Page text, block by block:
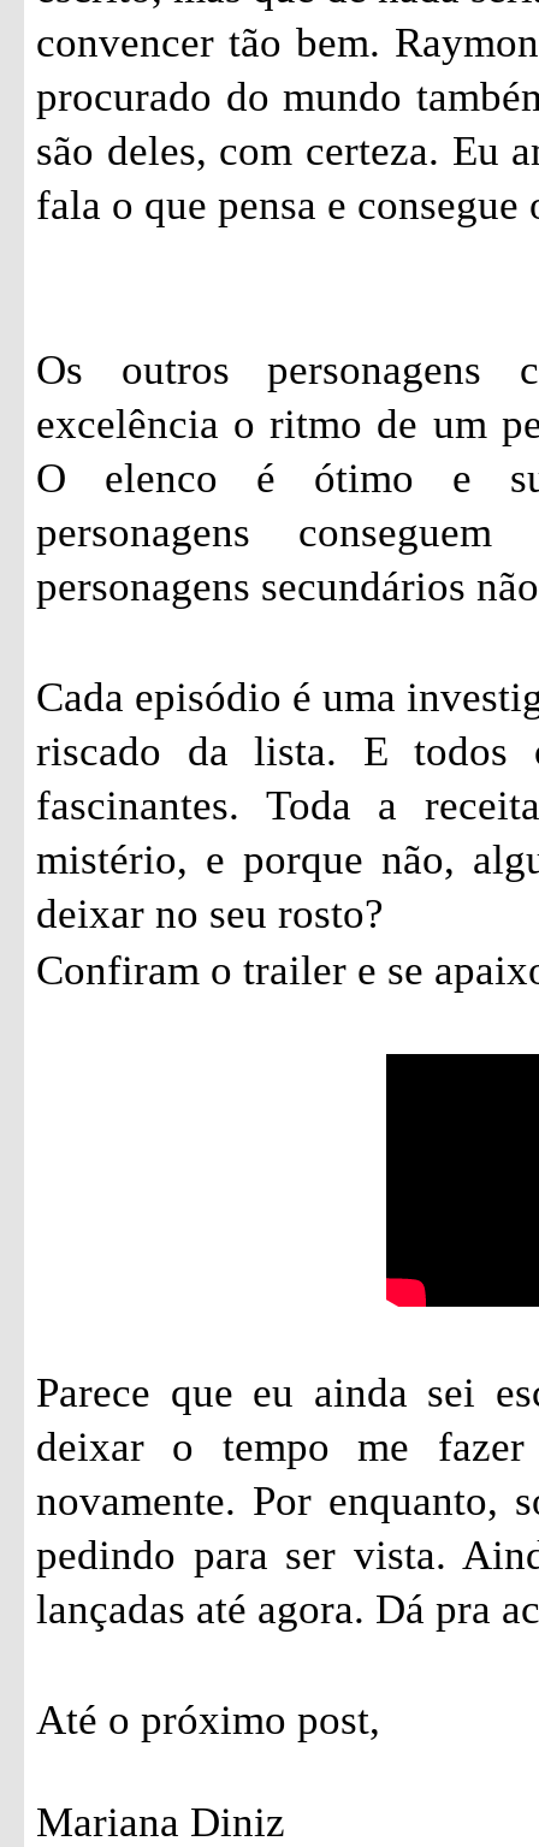
convencer tão bem.
procurado do mundo
são deles, com certeza. Eu
fala o que pensa e consegue
Os outros personagens
excelência o ritmo de um
O elenco é ótimo e
personagens
personagens secundários
Cada episódio é uma
riscado da lista. E todos
fascinantes. Toda a
mistério, e porque não,
deixar no seu rosto?
Confiram o trailer e se
Parece que eu ainda sei
deixar o tempo me fazer
novamente. Por enquanto,
pedindo para ser vista.
lançadas até agora. Dá pra
Até o próximo post,
Mariana Diniz